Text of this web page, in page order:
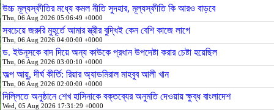
উচ্চ মূল্যস্ফীতির মধ্যে কমল নীতি সুদহার, মূল্যস্ফীতি কি আরও বাড়বে
Thu, 06 Aug 2026 05:06:49 +0000
সবচেয়ে জরুরি মুহূর্তে আমার স্ত্রীর বুদ্ধিই কেন বেশি কাজে লাগে
Thu, 06 Aug 2026 04:00:00 +0000
ড. ইউনূসকে বাদ দিয়ে অন্য কাউকে প্রধান উপদেষ্টা করার চেষ্টা হয়েছিল
Thu, 06 Aug 2026 03:00:10 +0000
অল্প আয়ু, দীর্ঘ কীর্তি: রিয়ার অ্যাডমিরাল মাহবুব আলী খান
Thu, 06 Aug 2026 02:00:00 +0000
দিল্লিতে অনুষ্ঠানে শেখ হাসিনাকে বক্তব্যের অনুমতি দেওয়ায় ক্ষুব্ধ বাংলাদেশ
Wed, 05 Aug 2026 17:31:29 +0000